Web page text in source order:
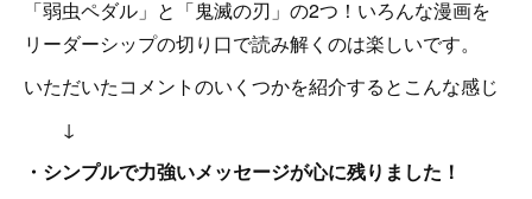
「弱虫ペダル」と「鬼滅の刃」の2つ！いろんな漫画を
リーダーシップの切り口で読み解くのは楽しいです。
いただいたコメントのいくつかを紹介するとこんな感じ
↓
・シンプルで力強いメッセージが心に残りました！